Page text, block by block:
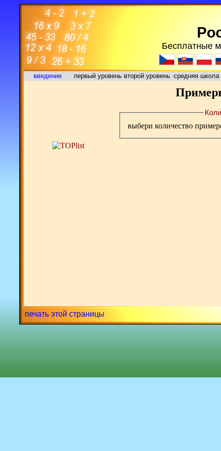
Бесплатные
введение первый уровень второй уровень средняя школа
выбери количество
печать этой страницы